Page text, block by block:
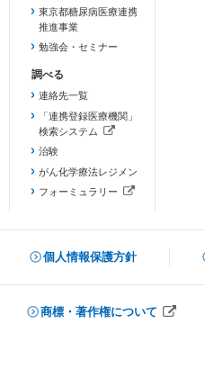
東京都糖尿病医療連携
推進事業
勉強会・セミナー
連絡先一覧
「連携登録医療機関」
検索システム
（新しいタブで開きます）
治験
がん化学療法レジメン
フォーミュラリー
個人情報保護方針
商標・著作権について